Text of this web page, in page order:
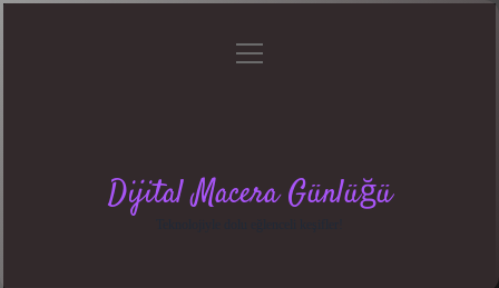
menüyü
Dijital Macera Günlüğü